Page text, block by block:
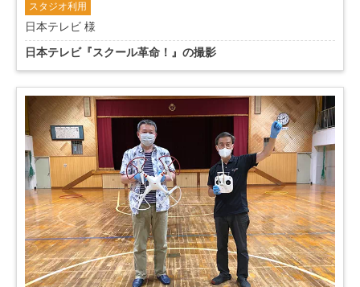
スタジオ利用
日本テレビ 様
日本テレビ『スクール革命！』の撮影